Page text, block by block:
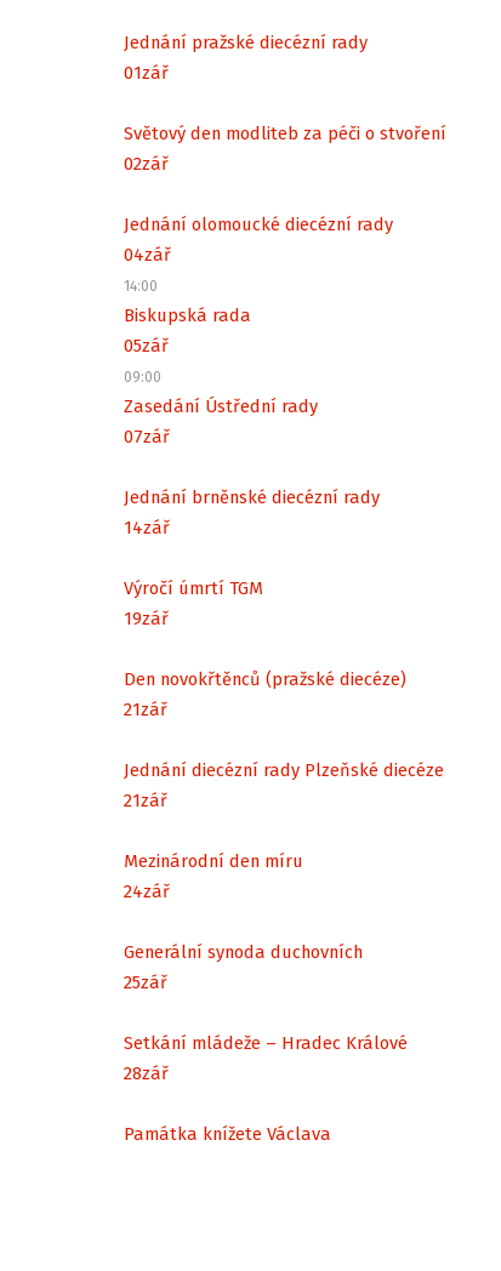
Jednání pražské diecézní rady
01zář
Světový den modliteb za péči o stvoření
02zář
Jednání olomoucké diecézní rady
04zář
14:00
Biskupská rada
05zář
09:00
Zasedání Ústřední rady
07zář
Jednání brněnské diecézní rady
14zář
Výročí úmrtí TGM
19zář
Den novokřtěnců (pražské diecéze)
21zář
Jednání diecézní rady Plzeňské diecéze
21zář
Mezinárodní den míru
24zář
Generální synoda duchovních
25zář
Setkání mládeže – Hradec Králové
28zář
Památka knížete Václava